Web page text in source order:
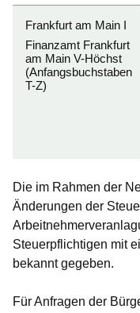
Frankfurt am Main I
Finanzamt Frankfurt
am Main V-Höchst
(Anfangsbuchstaben
T-Z)
Die im Rahmen der
Änderungen der
Steuerpflichtigen mit
bekannt gegeben.
Für Anfragen der